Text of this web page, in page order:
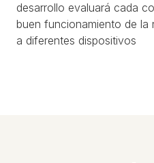
desarrollo evaluará cada
buen funcionamiento de la
a diferentes dispositivos